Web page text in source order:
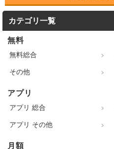
カテゴリ一覧
無料
無料総合
その他
アプリ
アプリ 総合
アプリ その他
月額